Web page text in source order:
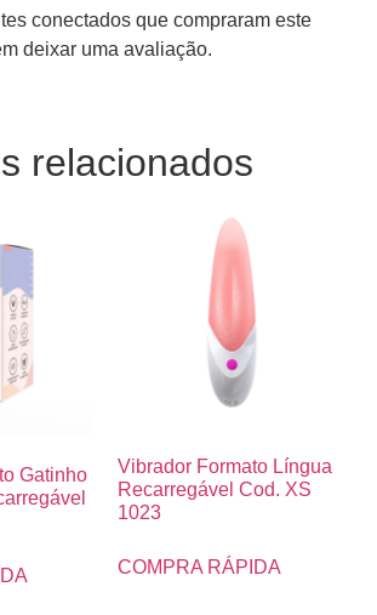
conectados que compraram este
deixar uma avaliação.
relacionados
Gatinho
Vibrador Formato Língua
Recarregável Cod. XS
1023
COMPRA RÁPIDA